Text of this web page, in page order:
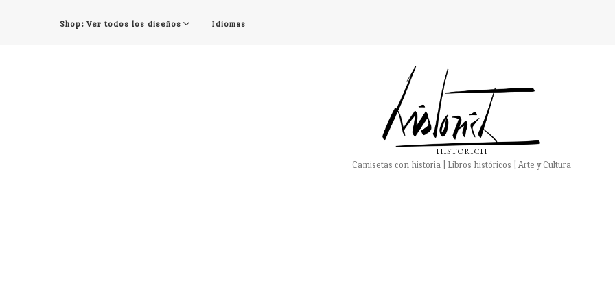
Shop: Ver todos los diseños Idiomas
HISTORICH
Camisetas con historia | Libros históricos | Arte y Cultura